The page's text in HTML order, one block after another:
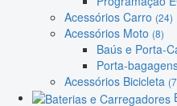
Acessórios Carro (24)
Acessórios Moto (8)
Baús e Porta-
Porta-
Acessórios Bicicleta